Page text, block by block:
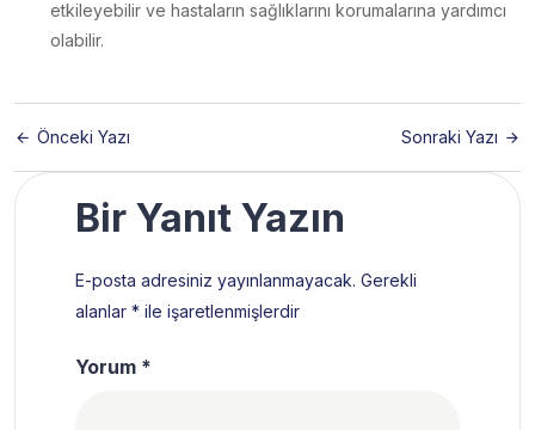
etkileyebilir ve hastaların sağlıklarını korumalarına yardımcı
olabilir.
Önceki Yazı Sonraki Yazı
Bir Yanıt Yazın
E-posta adresiniz yayınlanmayacak. Gerekli
alanlar * ile işaretlenmişlerdir
Yorum *